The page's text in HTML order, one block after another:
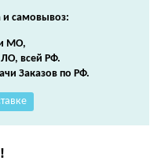
и самовывоз:
МО,
ЛО, всей РФ.
Заказов по РФ.